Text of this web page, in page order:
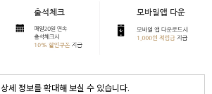
상세 정보를 확대해 보실 수 있습니다.